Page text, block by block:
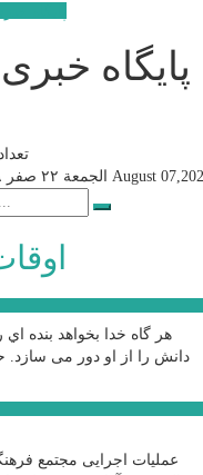
پایگاه
الجمعة ۲۲ صفر ۱۴۴۸ August
هر گاه خدا بخواهد بنده اي
دانش را از او دور می سازد.
عملیات اجرایی مجتمع